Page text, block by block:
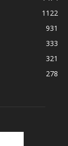
1122
931
333
321
278